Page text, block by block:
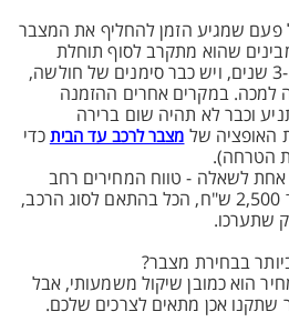
שמגיע הזמן להחליף את המצבר
שהוא מתקרב לסוף תוחלת
החיים שלו, שעומדת על כ-3-4 שנים, ויש כבר סימנים של חולשה,
למכה. במקרים אחרים ההזמנה
וכבר לא תהיה שום ברירה
האופציה של מצבר לרכב עד הבית כדי
הטרחה).
אחת לשאלה - טווח המחירים רחב
מאוד, החל מכ-350 ש"ח ועד 2,500 ש"ח, הכל בהתאם לסוג הרכב,
שתערכו.
בבחירת מצבר?
הוא כמובן שיקול משמעותי, אבל
שתקנו אכן מתאים לצרכים שלכם.